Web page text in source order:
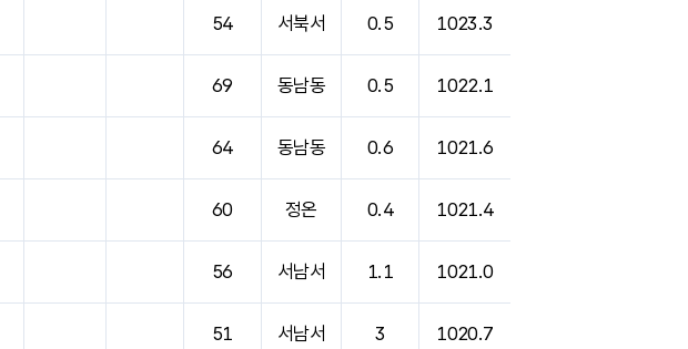
54 서북서 0.5 1023.3
69 동남동 0.5 1022.1
64 동남동 0.6 1021.6
60 정온 0.4 1021.4
56 서남서 1.1 1021.0
51 서남서 3 1020.7